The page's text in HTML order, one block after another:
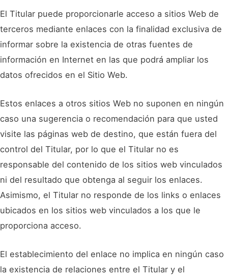
El Titular puede proporcionarle acceso a sitios Web de
terceros mediante enlaces con la finalidad exclusiva de
informar sobre la existencia de otras fuentes de
información en Internet en las que podrá ampliar los
datos ofrecidos en el Sitio Web.
Estos enlaces a otros sitios Web no suponen en ningún
caso una sugerencia o recomendación para que usted
visite las páginas web de destino, que están fuera del
control del Titular, por lo que el Titular no es
responsable del contenido de los sitios web vinculados
ni del resultado que obtenga al seguir los enlaces.
Asimismo, el Titular no responde de los links o enlaces
ubicados en los sitios web vinculados a los que le
proporciona acceso.
El establecimiento del enlace no implica en ningún caso
la existencia de relaciones entre el Titular y el